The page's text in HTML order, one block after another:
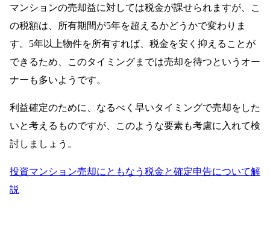
マンションの売却益に対しては税金が課せられますが、こ
の税額は、所有期間が5年を超えるかどうかで変わりま
す。5年以上物件を所有すれば、税金を安く抑えることが
できるため、このタイミングまでは売却を待つというオー
ナーも多いようです。
利益確定のために、なるべく早いタイミングで売却をした
いと考えるものですが、このような要素も考慮に入れて検
討しましょう。
投資マンション売却にともなう税金と確定申告について解
説